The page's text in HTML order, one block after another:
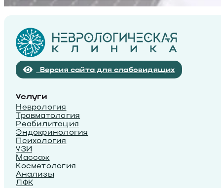
Версия сайта для слабовидящих
Услуги
Неврология
Травматология
Реабилитация
Эндокринология
Психология
УЗИ
Массаж
Косметология
Анализы
ЛФК